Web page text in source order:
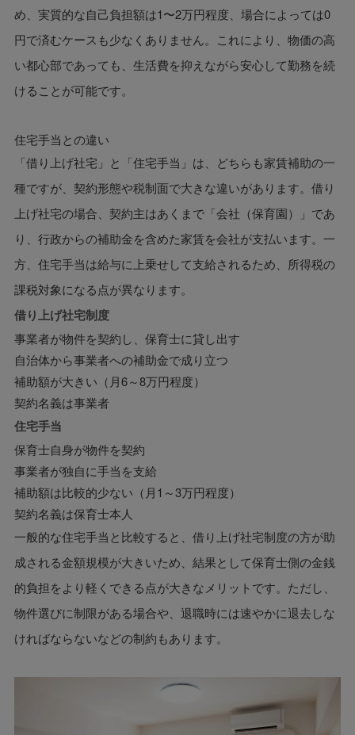
め、実質的な自己負担額は1〜2万円程度、場合によっては0
円で済むケースも少なくありません。これにより、物価の高
い都心部であっても、生活費を抑えながら安心して勤務を続
けることが可能です。
住宅手当との違い
「借り上げ社宅」と「住宅手当」は、どちらも家賃補助の一
種ですが、契約形態や税制面で大きな違いがあります。借り
上げ社宅の場合、契約主はあくまで「会社（保育園）」であ
り、行政からの補助金を含めた家賃を会社が支払います。一
方、住宅手当は給与に上乗せして支給されるため、所得税の
課税対象になる点が異なります。
借り上げ社宅制度
事業者が物件を契約し、保育士に貸し出す
自治体から事業者への補助金で成り立つ
補助額が大きい（月6～8万円程度）
契約名義は事業者
住宅手当
保育士自身が物件を契約
事業者が独自に手当を支給
補助額は比較的少ない（月1～3万円程度）
契約名義は保育士本人
一般的な住宅手当と比較すると、借り上げ社宅制度の方が助
成される金額規模が大きいため、結果として保育士側の金銭
的負担をより軽くできる点が大きなメリットです。ただし、
物件選びに制限がある場合や、退職時には速やかに退去しな
ければならないなどの制約もあります。